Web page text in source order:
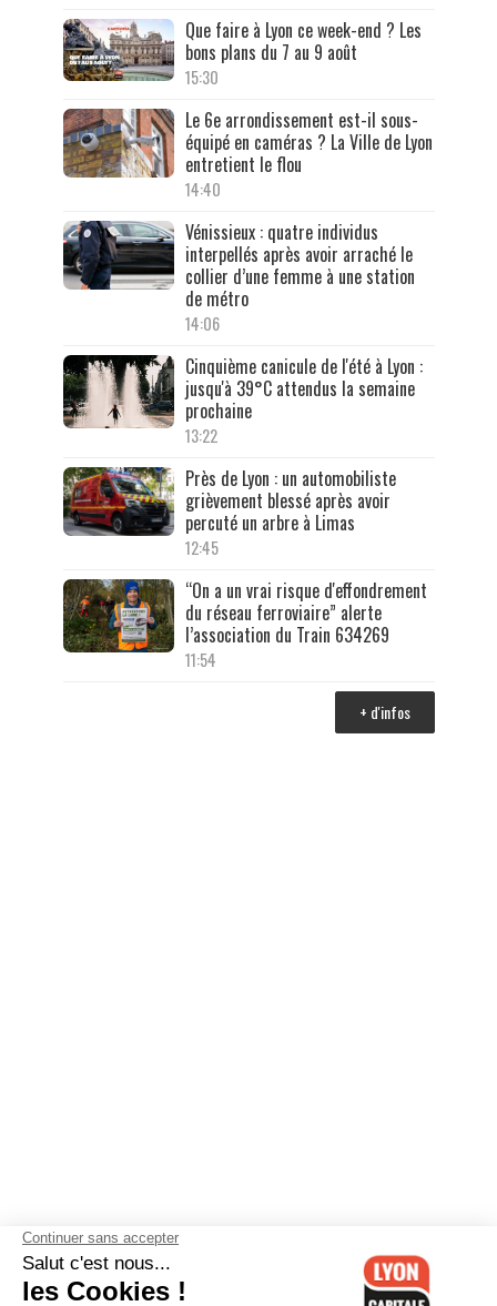
Que faire à Lyon ce week-end ? Les
bons plans du 7 au 9 août
15:30
Le 6e arrondissement est-il sous-
équipé en caméras ? La Ville de Lyon
entretient le flou
14:40
Vénissieux : quatre individus
interpellés après avoir arraché le
collier d’une femme à une station
de métro
14:06
Cinquième canicule de l'été à Lyon :
jusqu'à 39°C attendus la semaine
prochaine
13:22
Près de Lyon : un automobiliste
grièvement blessé après avoir
percuté un arbre à Limas
12:45
“On a un vrai risque d'effondrement
du réseau ferroviaire” alerte
l’association du Train 634269
11:54
+ d'infos